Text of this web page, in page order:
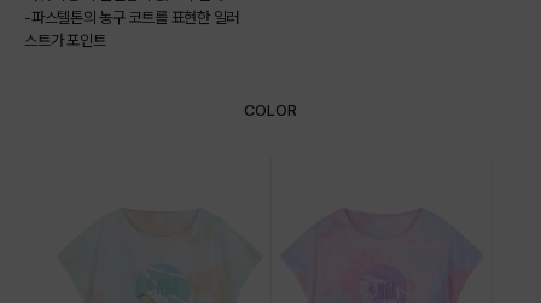
-파스텔톤의 농구 코트를 표현한 일러
스트가 포인트
COLOR